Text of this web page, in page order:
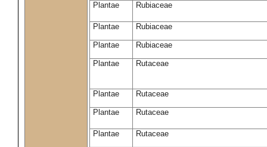
Plantae Rubiaceae
Plantae Rubiaceae
Plantae Rubiaceae
Plantae Rutaceae
Plantae Rutaceae
Plantae Rutaceae
Plantae Rutaceae